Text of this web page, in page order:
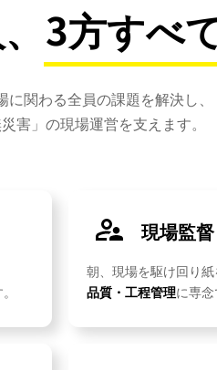
3方すべ
に関わる全員の課題を解決し、
害」の現場運営を支えます。
現場監督
朝、現場を駆け回り
品質・工程管理に専念